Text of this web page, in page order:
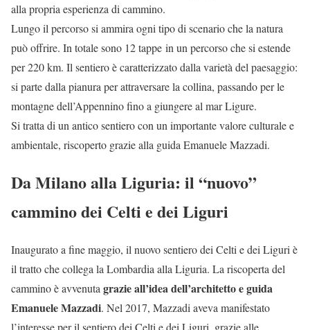
alla propria esperienza di cammino.
Lungo il percorso si ammira ogni tipo di scenario che la natura
può offrire. In totale sono 12 tappe in un percorso che si estende
per220 km. Il sentiero è caratterizzato dalla varietà del paesaggio:
si parte dalla pianura per attraversare la collina, passando per le
montagne dell’Appennino fino a giungere al mar Ligure.
Si tratta di un antico sentiero con un importante valore culturale e
ambientale, riscoperto grazie alla guida Emanuele Mazzadi.
Da Milano alla Liguria: il “nuovo”
cammino dei Celti e dei Liguri
Inaugurato a fine maggio, il nuovo sentiero dei Celti e dei Liguri è
il tratto che collega la Lombardia alla Liguria. La riscoperta del
cammino è avvenutagrazie all’idea dell’architetto e guida
Emanuele Mazzadi. Nel 2017, Mazzadi aveva manifestato